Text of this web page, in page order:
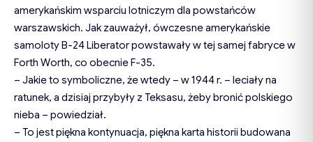
amerykańskim wsparciu lotniczym dla powstańców
warszawskich. Jak zauważył, ówczesne amerykańskie
samoloty B-24 Liberator powstawały w tej samej fabryce w
Forth Worth, co obecnie F-35.
– Jakie to symboliczne, że wtedy – w 1944 r. – leciały na
ratunek, a dzisiaj przybyły z Teksasu, żeby bronić polskiego
nieba – powiedział.
– To jest piękna kontynuacja, piękna karta historii budowana